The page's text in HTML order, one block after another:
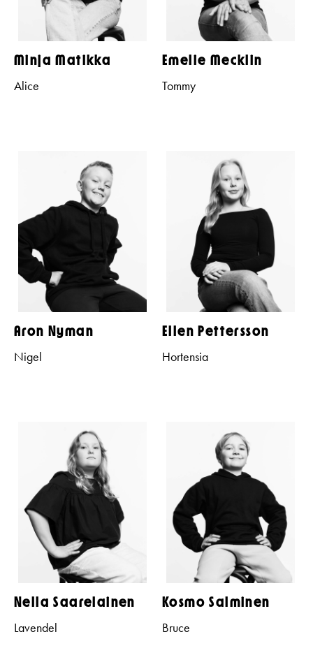
Minja Matikka
Alice
Emelie Mecklin
Tommy
Aron Nyman
Nigel
Ellen Pettersson
Hortensia
Nella Saarelainen
Lavendel
Kosmo Salminen
Bruce